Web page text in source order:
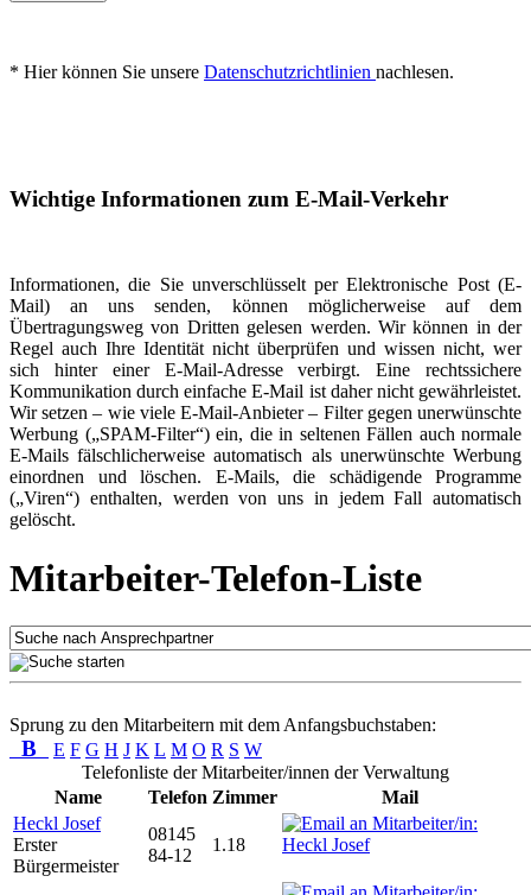
* Hier können Sie unsere Datenschutzrichtlinien nachlesen.
Wichtige Informationen zum E-Mail-Verkehr
Informationen, die Sie unverschlüsselt per Elektronische Post (E-
Mail) an uns senden, können möglicherweise auf dem
Übertragungsweg von Dritten gelesen werden. Wir können in der
Regel auch Ihre Identität nicht überprüfen und wissen nicht, wer
sich hinter einer E-Mail-Adresse verbirgt. Eine rechtssichere
Kommunikation durch einfache E-Mail ist daher nicht gewährleistet.
Wir setzen – wie viele E-Mail-Anbieter – Filter gegen unerwünschte
Werbung („SPAM-Filter“) ein, die in seltenen Fällen auch normale
E-Mails fälschlicherweise automatisch als unerwünschte Werbung
einordnen und löschen. E-Mails, die schädigende Programme
(„Viren“) enthalten, werden von uns in jedem Fall automatisch
gelöscht.
Mitarbeiter-Telefon-Liste
Sprung zu den Mitarbeitern mit dem Anfangsbuchstaben:
B E F G H J K L M O R S W
Telefonliste der Mitarbeiter/innen der Verwaltung
Name
Telefon Zimmer
Mail
Heckl Josef
Erster
Bürgermeister
08145
84-12
1.18